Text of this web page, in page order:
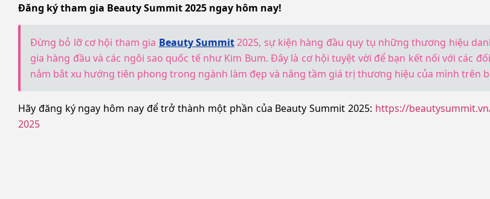
Đăng ký tham gia Beauty Summit 2025 ngay hôm nay!
Đừng bỏ lỡ cơ hội tham gia Beauty Summit2025, sự kiện hàng đầu quy tụ những thương hiệu
gia hàng đầu và các ngôi sao quốc tế như Kim Bum. Đây là cơ hội tuyệt vời để bạn kết nối với các
nắm bắt xu hướng tiên phong trong ngành làm đẹp và nâng tầm giá trị thương hiệu của mình trên
Hãy đăng ký ngay hôm nay để trở thành một phần của Beauty Summit 2025: https://
2025